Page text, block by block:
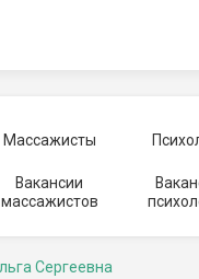
Массажисты
Вакансии
массажистов
Сергеевна